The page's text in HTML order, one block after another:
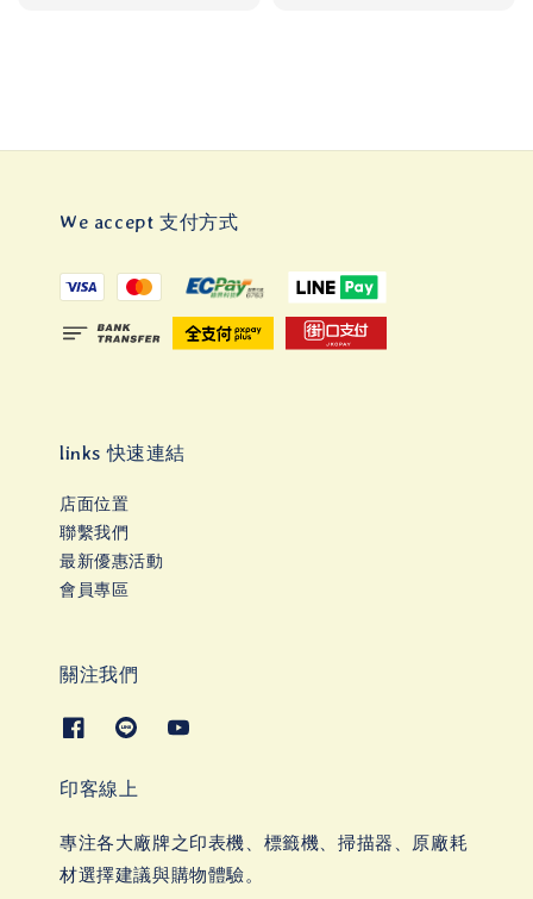
We accept 支付方式
links 快速連結
店面位置
聯繫我們
最新優惠活動
會員專區
關注我們
印客線上
專注各大廠牌之印表機、標籤機、掃描器、原廠耗
材選擇建議與購物體驗。